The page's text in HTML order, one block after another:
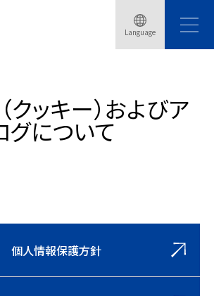
Language
保護方針 Cookieおよびアクセスログについて
クッキー）およびア
グについて
個人情報保護方針